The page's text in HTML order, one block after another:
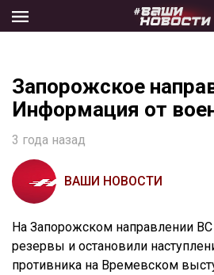
the
Запорожское
Информация от
3 года назад
ВАШИ НОВОСТИ
На Запорожском направлении
резервы и остановили
противника на Времевском